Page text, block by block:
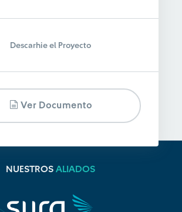
Descarhie el Proyecto
Ver Documento
NUESTROS ALIADOS